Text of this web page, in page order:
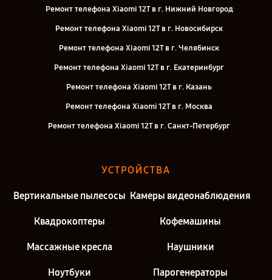
Ремонт телефона Xiaomi 12T в г. Нижний Новгород
Ремонт телефона Xiaomi 12T в г. Новосибирск
Ремонт телефона Xiaomi 12T в г. Челябинск
Ремонт телефона Xiaomi 12T в г. Екатеринбург
Ремонт телефона Xiaomi 12T в г. Казань
Ремонт телефона Xiaomi 12T в г. Москва
Ремонт телефона Xiaomi 12T в г. Санкт-Петербург
УСТРОЙСТВА
Вертикальные пылесосы Камеры видеонаблюдения
Квадрокоптеры Кофемашины
Массажные кресла Наушники
Ноутбуки Парогенераторы